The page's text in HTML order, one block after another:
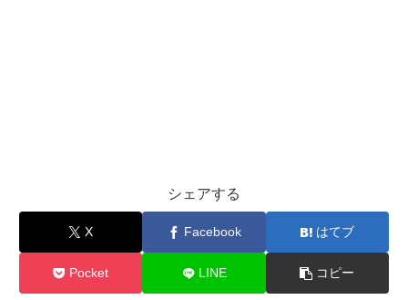
シェアする
X Facebook はてブ
Pocket LINE コピー